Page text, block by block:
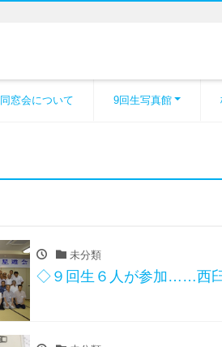
同窓会について 9回生写真館
未分類
◇９回生６人が参加……西